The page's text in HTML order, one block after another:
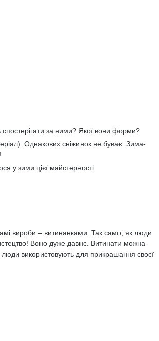
за ними? Якої вони форми?
Однакових сніжинок не буває. Зима-
у зими цієї майстерності.
вироби – витинанками. Так само, як люди
Воно дуже давнє. Витинати можна
використовують для прикрашання своєї